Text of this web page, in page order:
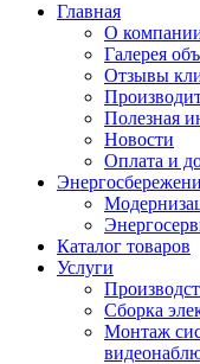
Главная
О
Галерея
Отзывы
Полезная
Новости
Оплата и
Каталог товаров
Услуги
Сборка
Монтаж